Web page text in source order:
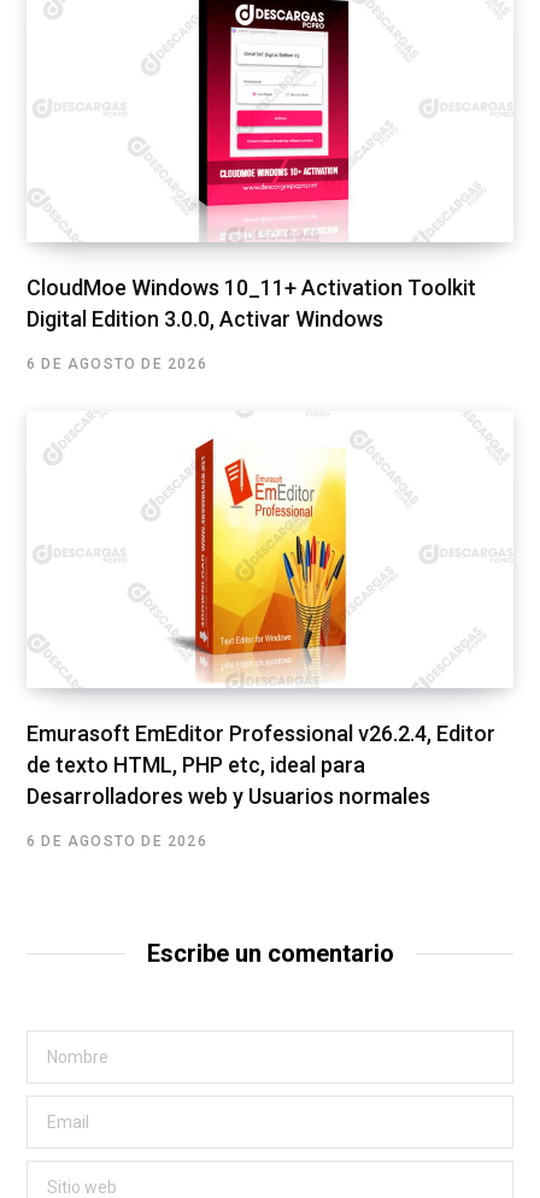
CloudMoe Windows 10_11+ Activation Toolkit
Digital Edition 3.0.0, Activar Windows
6 DE AGOSTO DE 2026
Emurasoft EmEditor Professional v26.2.4, Editor
de texto HTML, PHP etc, ideal para
Desarrolladores web y Usuarios normales
6 DE AGOSTO DE 2026
Escribe un comentario